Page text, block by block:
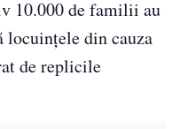
10.000 de familii au
locuințele din cauza
de replicile